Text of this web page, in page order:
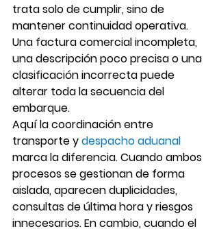
trata solo de cumplir, sino de
mantener continuidad operativa.
Una factura comercial incompleta,
una descripción poco precisa o una
clasificación incorrecta puede
alterar toda la secuencia del
embarque.
Aquí la coordinación entre
transporte y despacho aduanal
marca la diferencia. Cuando ambos
procesos se gestionan de forma
aislada, aparecen duplicidades,
consultas de última hora y riesgos
innecesarios. En cambio, cuando el